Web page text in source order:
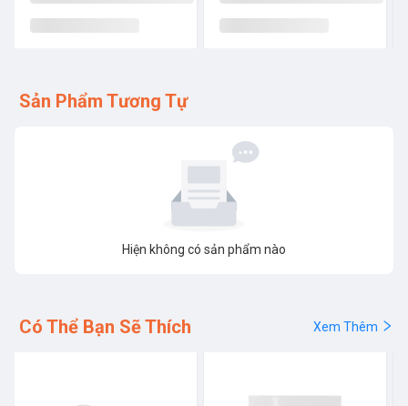
Sản Phẩm Tương Tự
Hiện không có sản phẩm nào
Có Thể Bạn Sẽ Thích Xem Thêm